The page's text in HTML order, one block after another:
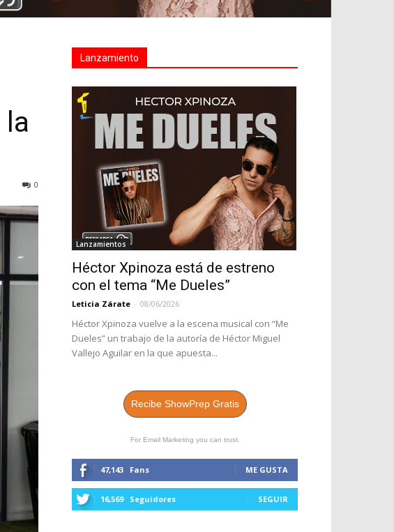
0
Lanzamiento
Lanzamientos
Héctor Xpinoza está de estreno
con el tema “Me Dueles”
Leticia Zárate - 08/06/2026
Héctor Xpinoza vuelve a la escena musical con “Me
Dueles” un trabajo de la autoría de Héctor Miguel
Vallejo Aguilar en la que apuesta...
Recibe ShowPrep Gratis
For Email Marketing you can trust.
47,143 Fans ME GUSTA
16,569 Seguidores SEGUIR